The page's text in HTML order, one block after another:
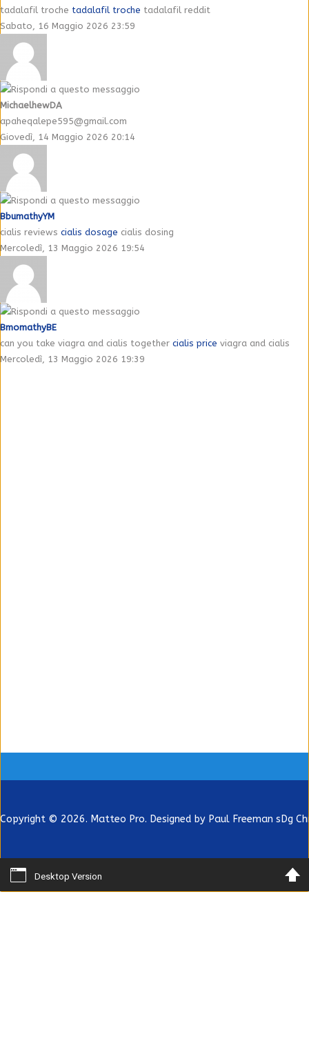
tadalafil troche tadalafil troche tadalafil reddit
Sabato, 16 Maggio 2026 23:59
MichaelhewDA
apaheqalepe595@gmail.com
Giovedì, 14 Maggio 2026 20:14
BbumathyYM
cialis reviews cialis dosage cialis dosing
Mercoledì, 13 Maggio 2026 19:54
BmomathyBE
can you take viagra and cialis together cialis price viagra and cialis
Mercoledì, 13 Maggio 2026 19:39
Copyright © 2026. Matteo Pro. Designed by Paul Freeman sDg
Desktop Version